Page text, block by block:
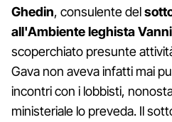
Ghedin, consulente del
all'Ambiente leghista
scoperchiato presunte
Gava non aveva infatti mai
incontri con i lobbisti,
ministeriale lo preveda. Il